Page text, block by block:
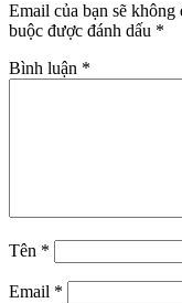
Email của bạn sẽ
buộc được đánh dấu *
Bình luận *
Tên *
Email *